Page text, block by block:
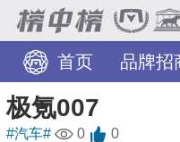
首页 品牌招
旅游景点
极氪007
#汽车# 0
0